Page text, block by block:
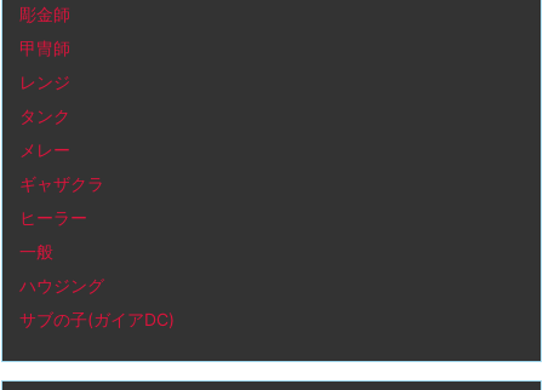
彫金師
甲冑師
レンジ
タンク
メレー
ギャザクラ
ヒーラー
一般
ハウジング
サブの子(ガイアDC)